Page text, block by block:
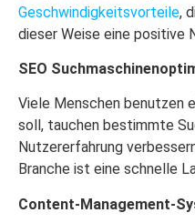
Geschwindigkeitsvorteile,
dieser Weise eine positive
SEO
Viele Menschen benutzen
soll, tauchen bestimmte
Nutzererfahrung
Branche ist eine schnelle
Content-Management-